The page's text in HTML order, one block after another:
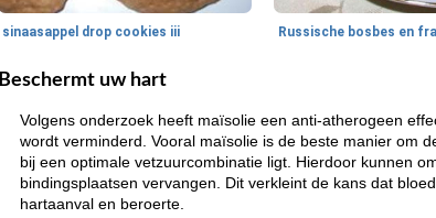
sinaasappel drop cookies iii
Beschermt uw hart
Volgens onderzoek heeft maïsolie een anti-atherogeen
wordt verminderd. Vooral maïsolie is de beste manier om
bij een optimale vetzuurcombinatie ligt. Hierdoor kunnen
bindingsplaatsen vervangen. Dit verkleint de kans dat
hartaanval en beroerte.